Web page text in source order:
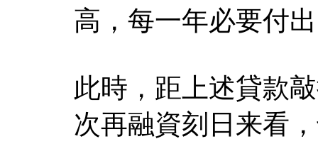
高，每一年必要付
此時，距上述貸款
次再融資刻日来看